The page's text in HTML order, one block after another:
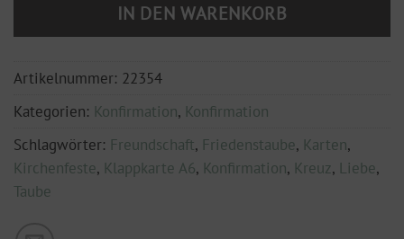
IN DEN WARENKORB
Artikelnummer: 22354
Kategorien: Konfirmation, Konfirmation
Schlagwörter: Freundschaft, Friedenstaube, Karten,
Kirchenfeste, Klappkarte A6, Konfirmation, Kreuz, Liebe,
Taube